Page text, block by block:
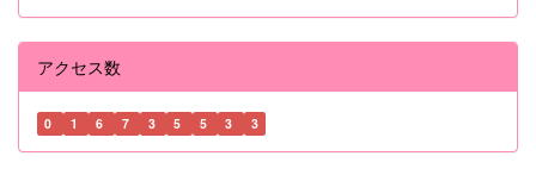
アクセス数
0 1 6 7 3 5 5 3 3